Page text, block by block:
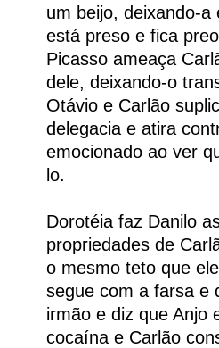
um beijo, deixando-
está preso e fica
Picasso ameaça
dele, deixando-o
Otávio e Carlão
delegacia e atira
emocionado ao ver
lo.
Dorotéia faz Danilo
propriedades de
o mesmo teto que
segue com a farsa e
irmão e diz que Anjo
cocaína e Carlão